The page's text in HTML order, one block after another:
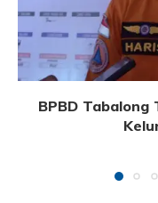
BPBD Tabalong